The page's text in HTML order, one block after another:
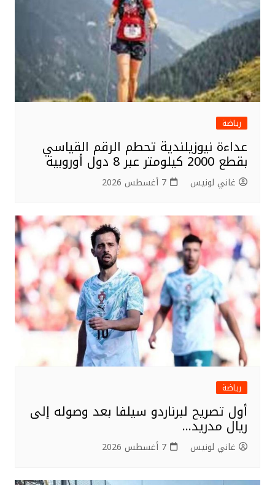
رياضة
عداءة نيوزيلندية تحطم الرقم القياسي
بقطع 2000 كيلومتر عبر 8 دول أوروبية
غاني لونيس 7 أغسطس 2026
رياضة
أول تصريح لبرناردو سيلفا بعد وصوله إلى
ريال مدريد…
غاني لونيس 7 أغسطس 2026